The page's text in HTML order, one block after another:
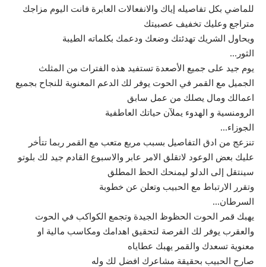
للماضي بكل تفاصيله إياك والانفعالات العابرة فانت اليوم مزاجك
متراجع وعليك تخفيف عصبيتك
ويحاول الشريك تهدئتك وضعك ودعمك بكلماته الطيبة
الثور…
يوم جيد على جميع الأصعدة تستفيد هذه الفترات من المثلث
الجميل مع القمر في الحوت يوفر لك الدعم المعنوية للنجاح بجميع
اعمالك ومال يصلك من عمل سابق
الرومنسية و الهدوء يملآن حياتك العاطفية
الجوزاء…
تنزعج من ادق التفاصيل بسبب مربع متعب مع القمر ربما تتأخر
عليك بعض الوعود لاتقلق الامر عابر والاسبوع القادم جيد لك بلوتو
سينتقل إلى الدلو ليمنحك الحظ المطلق
وتقرر الارتباط مع الحبيب وتعلن عن خطوبة
السرطان…
يهبك قمر الحوت الحظوظ الجيدة وتجمع الكواكب في الحوت
والعقرب يوفر لك الفرصة لتحقيق اهدامك ومكاسب مالية او
معنوية تسعدك والقمر يهبك عطاياه
صارح الحبيب بحقيقة مشاعرك افضل لك وله